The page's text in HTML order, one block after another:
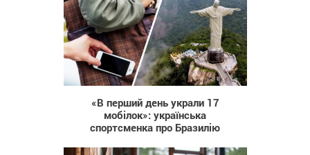
195
«В перший день украли 17
мобілок»: українська
спортсменка про Бразилію